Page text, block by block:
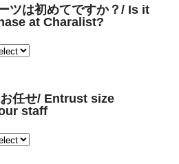
ツは初めてですか？/ Is it
at Charalist?
任せ/ Entrust size
staff